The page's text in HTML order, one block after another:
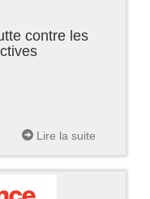
contre les
Lire la suite